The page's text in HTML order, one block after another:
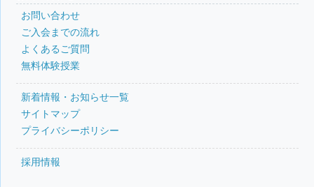
お問い合わせ
ご入会までの流れ
よくあるご質問
無料体験授業
新着情報・お知らせ一覧
サイトマップ
プライバシーポリシー
採用情報